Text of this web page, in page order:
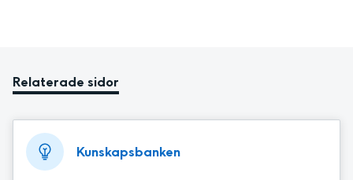
Relaterade sidor
Kunskapsbanken